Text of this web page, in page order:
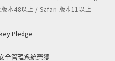
本48以上 / Safari 版本11以上
Pledge
全管理系統榮獲